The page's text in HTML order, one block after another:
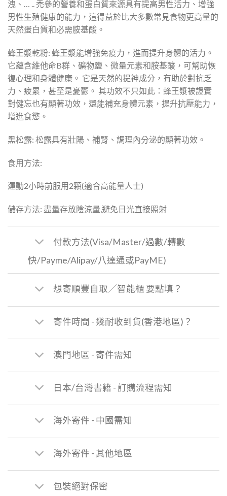
洩、… .. 禿參的營養和蛋白質來源具有提高男性活力、增強
男性生殖健康的能力，這得益於比大多數常見食物更高量的
天然蛋白質和必需胺基酸。
蜂王漿乾粉: 蜂王漿能增強免疫力，進而提升身體的活力。
它蘊含維他命B群、礦物鹽、微量元素和胺基酸，可幫助恢
復心理和身體健康。 它是天然的提神成分，有助於對抗乏
力、疲累，甚至是憂鬱。 其功效不只如此：蜂王漿被證實
對健忘也有顯著功效，還能補充身體元素，提升抗壓能力，
增進食慾。
黑松露: 松露具有壯陽、補腎、調理內分泌的顯著功效。
食用方法:
運動2小時前服用2顆(適合高能量人士)
儲存方法: 盡量存放陰涼量,避免日光直接照射
付款方法(Visa/Master/過數/轉數
快/Payme/Alipay/八達通或PayME)
想寄順豐自取／智能櫃 要點填？
寄件時間 - 幾耐收到貨(香港地區)？
澳門地區 - 寄件需知
日本/台灣書籍 - 訂購流程需知
海外寄件 - 中國需知
海外寄件 - 其他地區
包裝絕對保密